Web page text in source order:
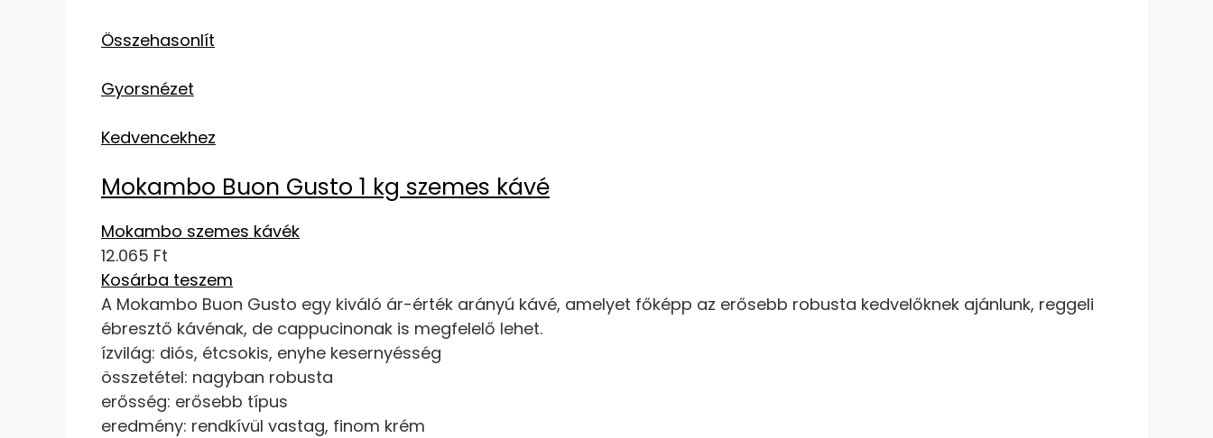
Összehasonlít
Gyorsnézet
Kedvencekhez
Mokambo Buon Gusto 1 kg szemes kávé
Mokambo szemes kávék
12.065 Ft
Kosárba teszem
A Mokambo Buon Gusto egy kiváló ár-érték arányú kávé, amelyet főképp az erősebb robusta kedvelőknek ajánlunk, reggeli
ébresztő kávénak, de cappucinonak is megfelelő lehet.
ízvilág: diós, étcsokis, enyhe kesernyésség
összetétel: nagyban robusta
erősség: erősebb típus
eredmény: rendkívül vastag, finom krém